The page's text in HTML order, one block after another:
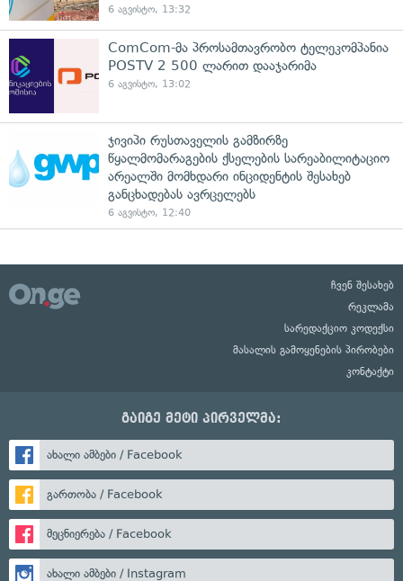
6 აგვისტო, 13:32
ComCom-მა პროსამთავრობო ტელეკომპანია
POSTV 2 500 ლარით დააჯარიმა
6 აგვისტო, 13:02
ჯივიპი რუსთაველის გამზირზე
წყალმომარაგების ქსელების სარეაბილიტაციო
არეალში მომხდარი ინციდენტის შესახებ
განცხადებას ავრცელებს
6 აგვისტო, 12:40
ჩვენ შესახებ
რეკლამა
სარედაქციო კოდექსი
მასალის გამოყენების პირობები
კონტაქტი
გაიგე მეტი პირველმა:
ახალი ამბები / Facebook
გართობა / Facebook
მეცნიერება / Facebook
ახალი ამბები / Instagram